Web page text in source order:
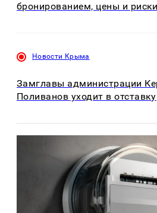
бронированием, цены и риски
Новости Крыма
Замглавы администрации
Поливанов уходит в отставку